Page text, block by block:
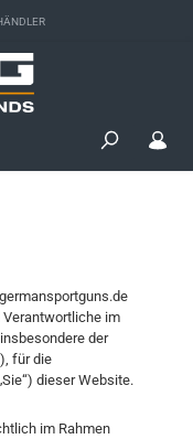
Verantwortliche im
der
für die
dieser Website.
im Rahmen